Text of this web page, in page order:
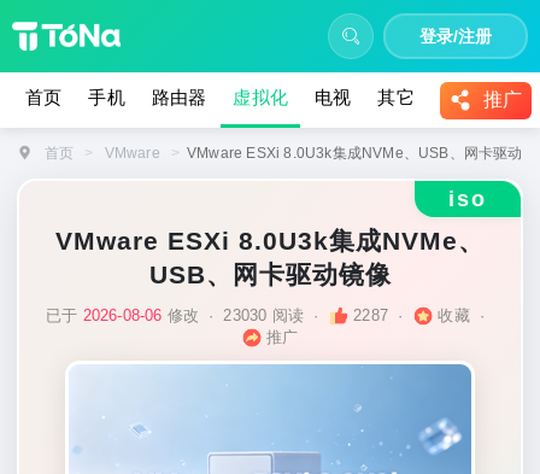
登录/注册
首页 手机 路由器 虚拟化 电视 其它 教程 推广
首页 > VMware > VMware ESXi 8.0U3k集成NVMe、USB、网卡驱动镜
iso
VMware ESXi 8.0U3k集成NVMe、
USB、网卡驱动镜像
已于 2026-08-06 修改 · 23030 阅读 · 2287 · 收藏
·
推广